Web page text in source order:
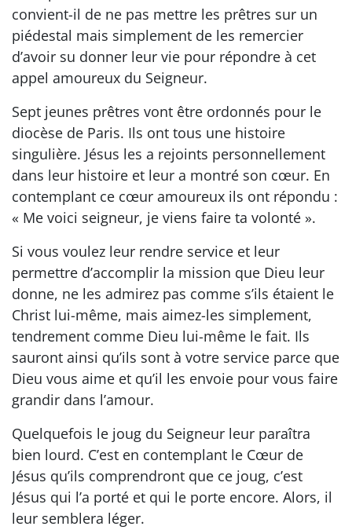
convient-il de ne pas mettre les prêtres sur un
piédestal mais simplement de les remercier
d’avoir su donner leur vie pour répondre à cet
appel amoureux du Seigneur.
Sept jeunes prêtres vont être ordonnés pour le
diocèse de Paris. Ils ont tous une histoire
singulière. Jésus les a rejoints personnellement
dans leur histoire et leur a montré son cœur. En
contemplant ce cœur amoureux ils ont répondu :
« Me voici seigneur, je viens faire ta volonté ».
Si vous voulez leur rendre service et leur
permettre d’accomplir la mission que Dieu leur
donne, ne les admirez pas comme s’ils étaient le
Christ lui-même, mais aimez-les simplement,
tendrement comme Dieu lui-même le fait. Ils
sauront ainsi qu’ils sont à votre service parce que
Dieu vous aime et qu’il les envoie pour vous faire
grandir dans l’amour.
Quelquefois le joug du Seigneur leur paraîtra
bien lourd. C’est en contemplant le Cœur de
Jésus qu’ils comprendront que ce joug, c’est
Jésus qui l’a porté et qui le porte encore. Alors, il
leur semblera léger.